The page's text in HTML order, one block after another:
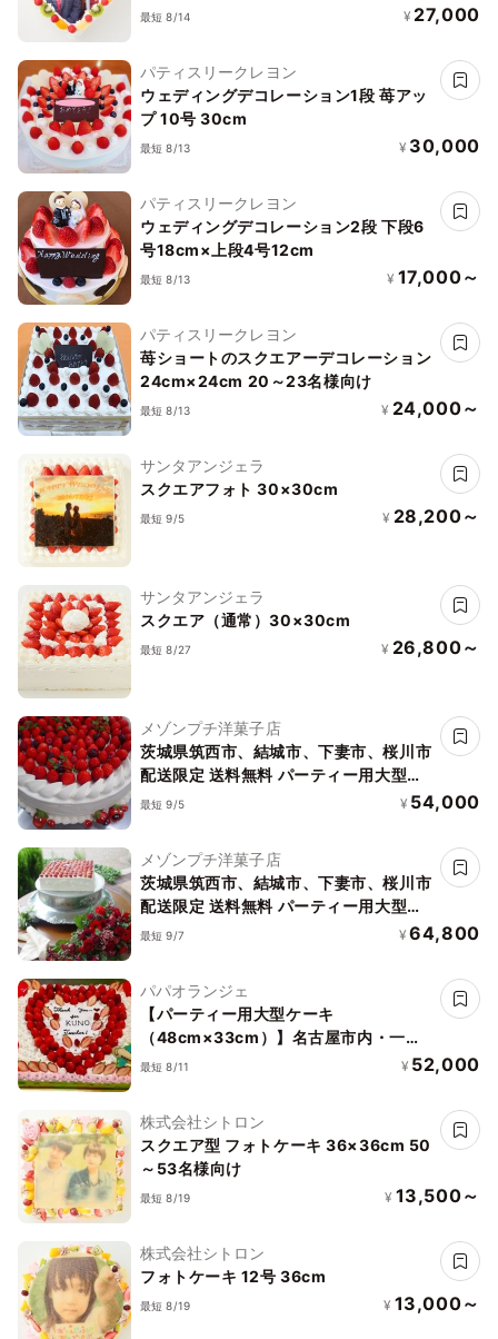
集できます】27cm
最短 8/14 ¥ 27,000
パティスリークレヨン
ウェディングデコレーション1段 苺アッ
プ 10号 30cm
最短 8/13 ¥ 30,000
パティスリークレヨン
ウェディングデコレーション2段 下段6
号18cm×上段4号12cm
最短 8/13 ¥ 17,000～
パティスリークレヨン
苺ショートのスクエアーデコレーション
24cm×24cm 20～23名様向け
最短 8/13 ¥ 24,000～
サンタアンジェラ
スクエアフォト 30×30cm
最短 9/5 ¥ 28,200～
サンタアンジェラ
スクエア（通常）30×30cm
最短 8/27 ¥ 26,800～
メゾンプチ洋菓子店
茨城県筑西市、結城市、下妻市、桜川市
配送限定 送料無料 パーティー用大型ケ
ーキ 9号 27cm
最短 9/5 ¥ 54,000
メゾンプチ洋菓子店
茨城県筑西市、結城市、下妻市、桜川市
配送限定 送料無料 パーティー用大型ケ
ーキ スクエア 約30×30×10cm
最短 9/7 ¥ 64,800
パパオランジェ
【パーティー用大型ケーキ
（48cm×33cm）】名古屋市内・一宮
市・稲沢市・あま市・愛西市・津島市
最短 8/11 ¥ 52,000
株式会社シトロン
スクエア型 フォトケーキ 36×36cm 50
～53名様向け
最短 8/19 ¥ 13,500～
株式会社シトロン
フォトケーキ 12号 36cm
最短 8/19 ¥ 13,000～